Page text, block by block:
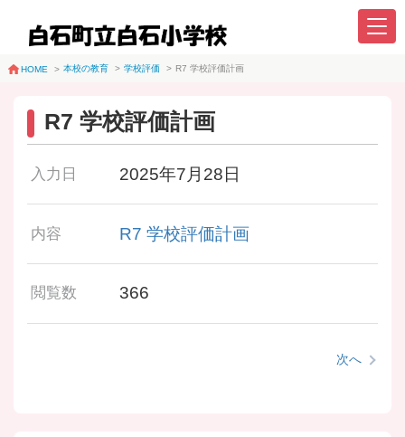
HOME > 本校の教育 > 学校評価 > R7 学校評価計画
R7 学校評価計画
入力日 2025年7月28日
内容 R7 学校評価計画
閲覧数 366
次へ